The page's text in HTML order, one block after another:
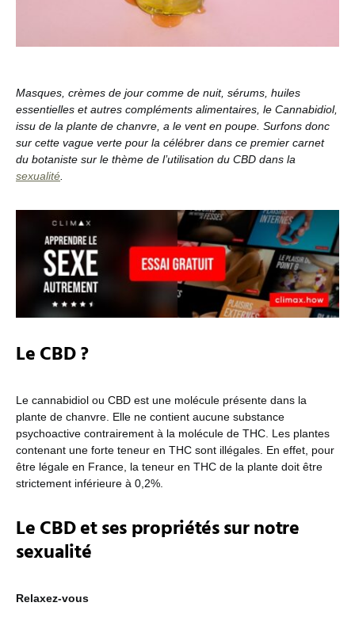
Masques, crèmes de jour comme de nuit, sérums, huiles
essentielles et autres compléments alimentaires, le Cannabidiol,
issu de la plante de chanvre, a le vent en poupe. Surfons donc
sur cette vague verte pour la célébrer dans ce premier carnet
du botaniste sur le thème de l’utilisation du CBD dans la
sexualité.
Le CBD ?
Le cannabidiol ou CBD est une molécule présente dans la
plante de chanvre. Elle ne contient aucune substance
psychoactive contrairement à la molécule de THC. Les plantes
contenant une forte teneur en THC sont illégales. En effet, pour
être légale en France, la teneur en THC de la plante doit être
strictement inférieure à 0,2%.
Le CBD et ses propriétés sur notre
sexualité
Relaxez-vous